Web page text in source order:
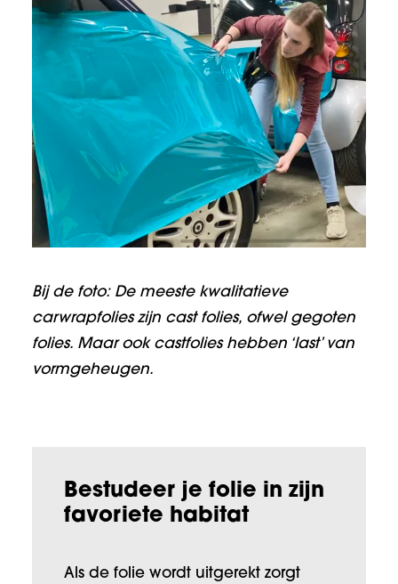
Bij de foto: De meeste kwalitatieve
carwrapfolies zijn cast folies, ofwel gegoten
folies. Maar ook castfolies hebben ‘last’ van
vormgeheugen.
Bestudeer je folie in zijn
favoriete habitat
Als de folie wordt uitgerekt zorgt